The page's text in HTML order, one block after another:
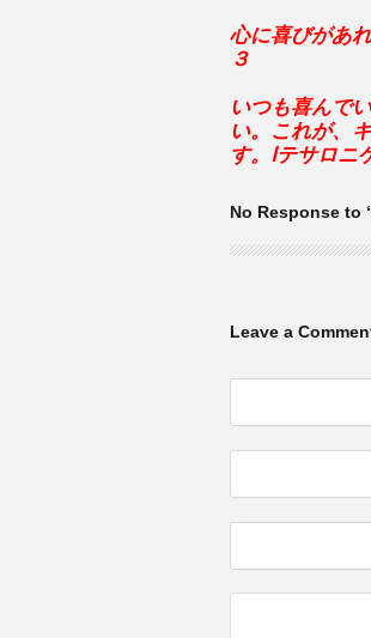
心に喜びがあ
３
いつも喜んで
い。これが、
す。Ⅰテサロニ
No Response to
Leave a